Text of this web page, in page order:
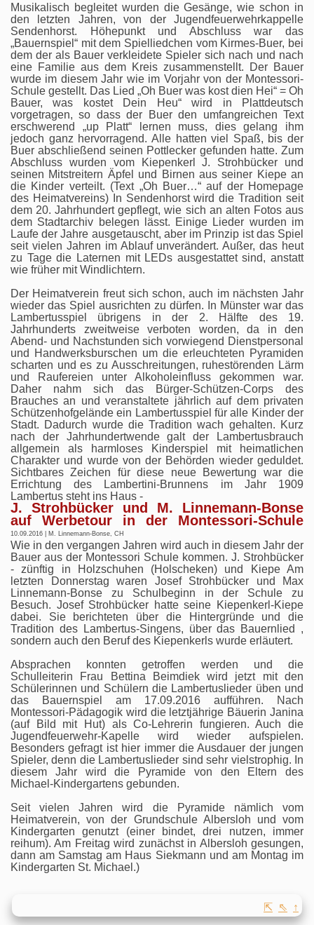
Musikalisch begleitet wurden die Gesänge, wie schon in
den letzten Jahren, von der Jugendfeuerwehrkappelle
Sendenhorst. Höhepunkt und Abschluss war das
„Bauernspiel“ mit dem Spielliedchen vom Kirmes-Buer, bei
dem der als Bauer verkleidete Spieler sich nach und nach
eine Familie aus dem Kreis zusammenstellt. Der Bauer
wurde im diesem Jahr wie im Vorjahr von der Montessori-
Schule gestellt. Das Lied „Oh Buer was kost dien Hei“ = Oh
Bauer, was kostet Dein Heu“ wird in Plattdeutsch
vorgetragen, so dass der Buer den umfangreichen Text
erschwerend „up Platt“ lernen muss, dies gelang ihm
jedoch ganz hervorragend. Alle hatten viel Spaß, bis der
Buer abschließend seinen Pottlecker gefunden hatte. Zum
Abschluss wurden vom Kiepenkerl J. Strohbücker und
seinen Mitstreitern Äpfel und Birnen aus seiner Kiepe an
die Kinder verteilt. (Text „Oh Buer…“ auf der Homepage
des Heimatvereins) In Sendenhorst wird die Tradition seit
dem 20. Jahrhundert gepflegt, wie sich an alten Fotos aus
dem Stadtarchiv belegen lässt. Einige Lieder wurden im
Laufe der Jahre ausgetauscht, aber im Prinzip ist das Spiel
seit vielen Jahren im Ablauf unverändert. Außer, das heut
zu Tage die Laternen mit LEDs ausgestattet sind, anstatt
wie früher mit Windlichtern.
Der Heimatverein freut sich schon, auch im nächsten Jahr
wieder das Spiel ausrichten zu dürfen. In Münster war das
Lambertusspiel übrigens in der 2. Hälfte des 19.
Jahrhunderts zweitweise verboten worden, da in den
Abend- und Nachstunden sich vorwiegend Dienstpersonal
und Handwerksburschen um die erleuchteten Pyramiden
scharten und es zu Ausschreitungen, ruhestörenden Lärm
und Raufereien unter Alkoholeinfluss gekommen war.
Daher nahm sich das Bürger-Schützen-Corps des
Brauches an und veranstaltete jährlich auf dem privaten
Schützenhofgelände ein Lambertusspiel für alle Kinder der
Stadt. Dadurch wurde die Tradition wach gehalten. Kurz
nach der Jahrhundertwende galt der Lambertusbrauch
allgemein als harmloses Kinderspiel mit heimatlichen
Charakter und wurde von der Behörden wieder geduldet.
Sichtbares Zeichen für diese neue Bewertung war die
Errichtung des Lambertini-Brunnens im Jahr 1909
Lambertus steht ins Haus -
J. Strohbücker und M. Linnemann-Bonse
auf Werbetour in der Montessori-Schule
10.09.2016 | M. Linnemann-Bonse, CH
Wie in den vergangen Jahren wird auch in diesem Jahr der
Bauer aus der Montessori Schule kommen. J. Strohbücker
- zünftig in Holzschuhen (Holscheken) und Kiepe Am
letzten Donnerstag waren Josef Strohbücker und Max
Linnemann-Bonse zu Schulbeginn in der Schule zu
Besuch. Josef Strohbücker hatte seine Kiepenkerl-Kiepe
dabei. Sie berichteten über die Hintergründe und die
Tradition des Lambertus-Singens, über das Bauernlied ,
sondern auch den Beruf des Kiepenkerls wurde erläutert.
Absprachen konnten getroffen werden und die
Schulleiterin Frau Bettina Beimdiek wird jetzt mit den
Schülerinnen und Schülern die Lambertuslieder üben und
das Bauernspiel am 17.09.2016 aufführen. Nach
Montessori-Pädagogik wird die letztjährige Bäuerin Janina
(auf Bild mit Hut) als Co-Lehrerin fungieren. Auch die
Jugendfeuerwehr-Kapelle wird wieder aufspielen.
Besonders gefragt ist hier immer die Ausdauer der jungen
Spieler, denn die Lambertuslieder sind sehr vielstrophig. In
diesem Jahr wird die Pyramide von den Eltern des
Michael-Kindergartens gebunden.
Seit vielen Jahren wird die Pyramide nämlich vom
Heimatverein, von der Grundschule Albersloh und vom
Kindergarten genutzt (einer bindet, drei nutzen, immer
reihum). Am Freitag wird zunächst in Albersloh gesungen,
dann am Samstag am Haus Siekmann und am Montag im
Kindergarten St. Michael.)
⇱ ⇖ ↑